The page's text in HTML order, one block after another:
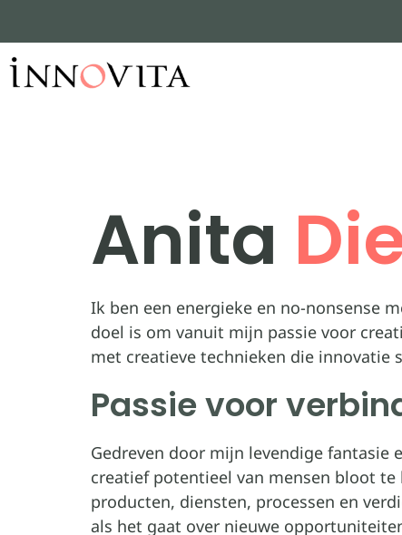
Anita
Ik ben een energieke en no-nonsense
doel is om vanuit mijn passie voor
met creatieve technieken die innovatie
Passie voor
Gedreven door mijn levendige
creatief potentieel van mensen bloot
producten, diensten, processen en
als het gaat over nieuwe